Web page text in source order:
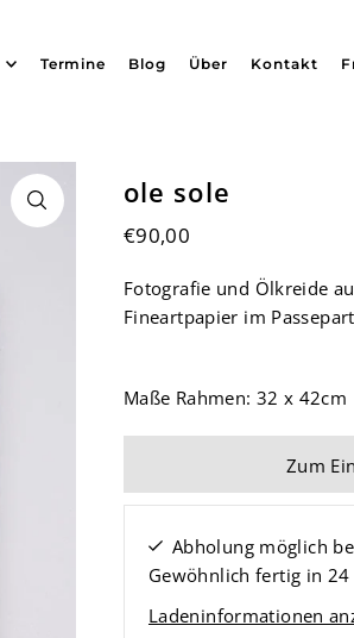
Termine Blog Über Kontakt
ole sole
€90,00
Fotografie und Ölkreide
Fineartpapier im
Maße Rahmen: 32 x 42cm
Abholung möglich
Gewöhnlich fertig in 24
Ladeninformationen